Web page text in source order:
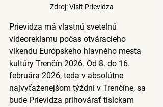
Zdroj: Visit Prievidza
Prievidza má vlastnú svetelnú
videoreklamu počas otváracieho
víkendu Európskeho hlavného mesta
kultúry Trenčín 2026. Od 8. do 16.
februára 2026, teda v absolútne
najvyťaženejšom týždni v Trenčíne, sa
bude Prievidza prihovárať tisíckam